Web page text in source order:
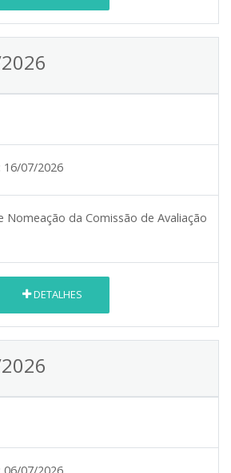
16/07/2026
Nomeação da Comissão de Avaliação
DETALHES